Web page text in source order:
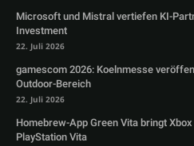
Microsoft und Mistral vertiefen KI-
Investment
22. Juli 2026
gamescom 2026: Koelnmesse
Outdoor-Bereich
22. Juli 2026
Homebrew-App Green Vita bringt
PlayStation Vita